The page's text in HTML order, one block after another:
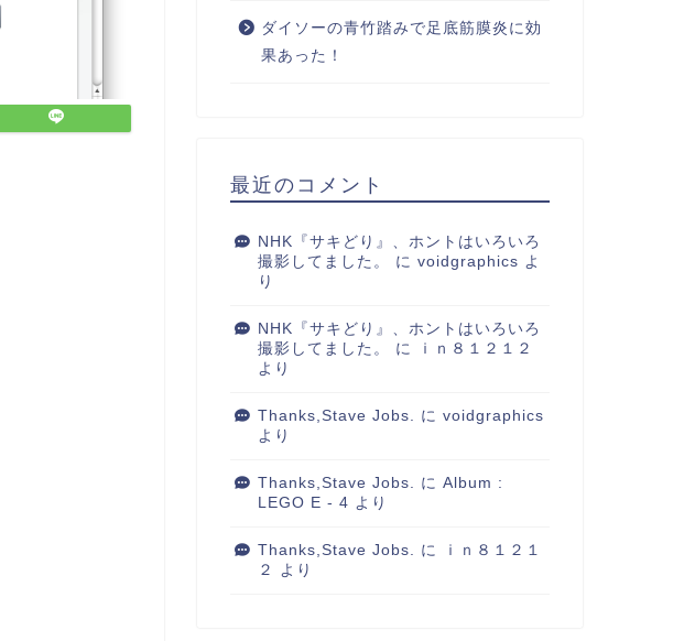
ダイソーの青竹踏みで足底筋膜炎に効
果あった！
最近のコメント
NHK『サキどり』、ホントはいろいろ
撮影してました。
に voidgraphics よ
り
NHK『サキどり』、ホントはいろいろ
撮影してました。
に
ｉｎ８１２１２
より
Thanks,Stave Jobs. に voidgraphics
より
Thanks,Stave Jobs. に Album :
LEGO E - 4 より
Thanks,Stave Jobs. に
ｉｎ８１２１
２
より